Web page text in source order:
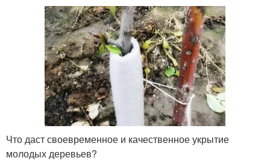
Что даст своевременное и качественное укрытие
молодых деревьев?